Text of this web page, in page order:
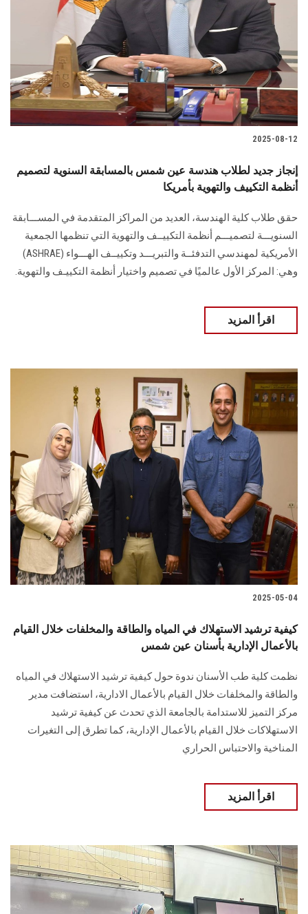
2025-08-12
إنجاز جديد لطلاب هندسة عين شمس بالمسابقة السنوية لتصميم
أنظمة التكييف والتهوية بأمريكا
حقق طلاب كلية الهندسة، العديد من المراكز المتقدمة في المســـابقة
السنويـــة لتصميـــم أنظمة التكييــف والتهوية التي تنظمها الجمعية
الأمريكية لمهندسي التدفئــة والتبريـــد وتكييــف الهـــواء (ASHRAE)
وهي: المركز الأول عالميًا في تصميم واختيار أنظمة التكييـف والتهوية.
اقرأ المزيد
2025-05-04
كيفية ترشيد الاستهلاك في المياه والطاقة والمخلفات خلال القيام
بالأعمال الإدارية بأسنان عين شمس
نظمت كلية طب الأسنان ندوة حول كيفية ترشيد الاستهلاك في المياه
والطاقة والمخلفات خلال القيام بالأعمال الادارية، استضافت مدير
مركز التميز للاستدامة بالجامعة الذي تحدث عن كيفية ترشيد
الاستهلاكات خلال القيام بالأعمال الإدارية، كما تطرق إلى التغيرات
المناخية والاحتباس الحراري
اقرأ المزيد